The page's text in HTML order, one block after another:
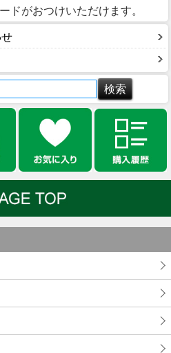
ドがおつけいただけます。